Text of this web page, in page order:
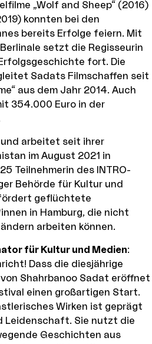
„Wolf and Sheep“ (2016)
konnten bei den
bereits Erfolge feiern. Mit
setzt die Regisseurin
fort. Die
Sadats Filmschaffen seit
aus dem Jahr 2014. Auch
354.000 Euro in der
arbeitet seit ihrer
im August 2021 in
Teilnehmerin des INTRO-
Behörde für Kultur und
fördert geflüchtete
in Hamburg, die nicht
arbeiten können.
für Kultur und Medien:
Dass die diesjährige
Shahrbanoo Sadat eröffnet
einen großartigen Start.
Wirken ist geprägt
Leidenschaft. Sie nutzt die
Geschichten aus